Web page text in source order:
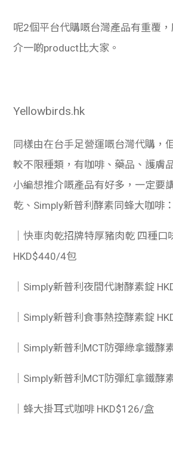
呢2個平台代購嘅台灣產品有重覆
介一啲product比大家。
Yellowbirds.hk
同樣由在台手足營運嘅台灣代購，
較不限種類，有咖啡、藥品、護膚
小編想推介嘅產品有好多，一定要
乾、Simply新普利酵素同蜂大咖啡：
｜快車肉乾招牌特厚豬肉乾 四種口
HKD$440/4包
｜Simply新普利夜間代謝酵素錠
｜Simply新普利食事熱控酵素錠
｜Simply新普利MCT防彈綠拿鐵酵
｜Simply新普利MCT防彈紅拿鐵酵
｜蜂大掛耳式咖啡 HKD$126/盒